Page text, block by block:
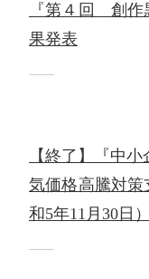
『第４回 創作
果発表
【終了】『中
気価格高騰対
和5年11月30日）